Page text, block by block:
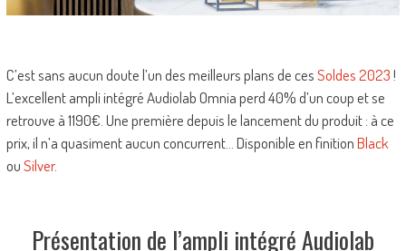
C’est sans aucun doute l’un des meilleurs plans de cesSoldes 2023!
L’excellent ampli intégré Audiolab Omnia perd 40% d’un coup et se
retrouve à 1190€. Une première depuis le lancement du produit : à ce
prix, il n’a quasiment aucun concurrent… Disponible en finitionBlack
ouSilver.
Présentation de l’ampli intégré Audiolab